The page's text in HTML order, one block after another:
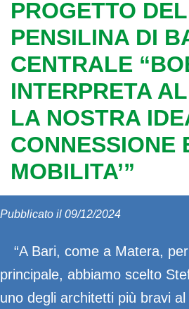
PROGETTO
PENSILINA DI
CENTRALE
INTERPRETA
LA NOSTRA
CONNESSIONE
MOBILITA’”
Pubblicato il 09/12/2024
“A Bari, come a Matera,
principale, abbiamo scelto
uno degli architetti più bravi